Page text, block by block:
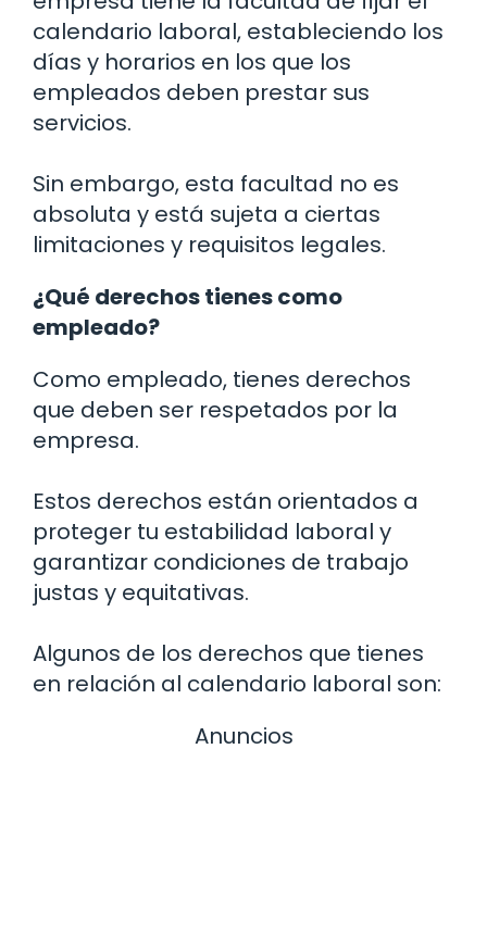
calendario laboral, estableciendo los
días y horarios en los que los
empleados deben prestar sus
servicios.
Sin embargo, esta facultad no es
absoluta y está sujeta a ciertas
limitaciones y requisitos legales.
¿Qué derechos tienes como
empleado?
Como empleado, tienes derechos
que deben ser respetados por la
empresa.
Estos derechos están orientados a
proteger tu estabilidad laboral y
garantizar condiciones de trabajo
justas y equitativas.
Algunos de los derechos que tienes
en relación al calendario laboral son:
Anuncios